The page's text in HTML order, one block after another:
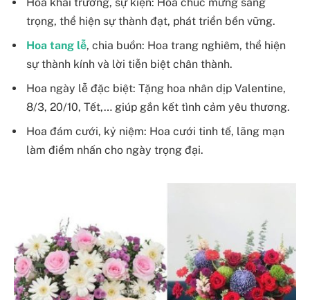
trọng, thể hiện sự thành đạt, phát triển bền vững.
Hoa tang lễ, chia buồn: Hoa trang nghiêm, thể hiện
sự thành kính và lời tiễn biệt chân thành.
Hoa ngày lễ đặc biệt: Tặng hoa nhân dịp Valentine,
8/3, 20/10, Tết,… giúp gắn kết tình cảm yêu thương.
Hoa đám cưới, kỷ niệm: Hoa cưới tinh tế, lãng mạn
làm điểm nhấn cho ngày trọng đại.